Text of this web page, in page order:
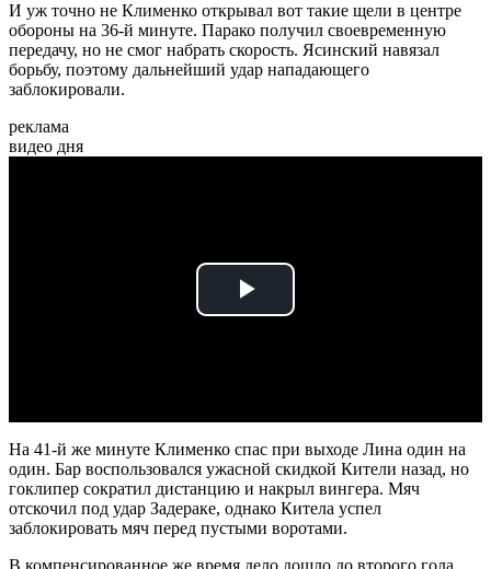
И уж точно не Клименко открывал вот такие щели в центре
обороны на 36-й минуте. Парако получил своевременную
передачу, но не смог набрать скорость. Ясинский навязал
борьбу, поэтому дальнейший удар нападающего
заблокировали.
реклама
видео дня
Play
На 41-й же минуте Клименко спас при выходе Лина один на
один. Бар воспользовался ужасной скидкой Кители назад, но
гоклипер сократил дистанцию и накрыл вингера. Мяч
отскочил под удар Задераке, однако Китела успел
заблокировать мяч перед пустыми воротами.